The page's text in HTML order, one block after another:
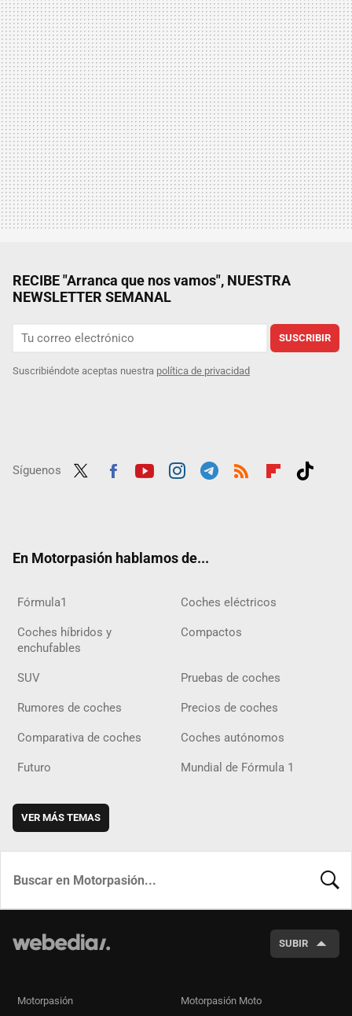
RECIBE "Arranca que nos vamos", NUESTRA
NEWSLETTER SEMANAL
SUSCRIBIR
Suscribiéndote aceptas nuestra política de privacidad
Síguenos
En Motorpasión hablamos de...
Fórmula1 Coches eléctricos
Coches híbridos y
enchufables
Compactos
SUV Pruebas de coches
Rumores de coches Precios de coches
Comparativa de coches Coches autónomos
Futuro Mundial de Fórmula 1
VER MÁS TEMAS
SUBIR
Motorpasión Motorpasión Moto